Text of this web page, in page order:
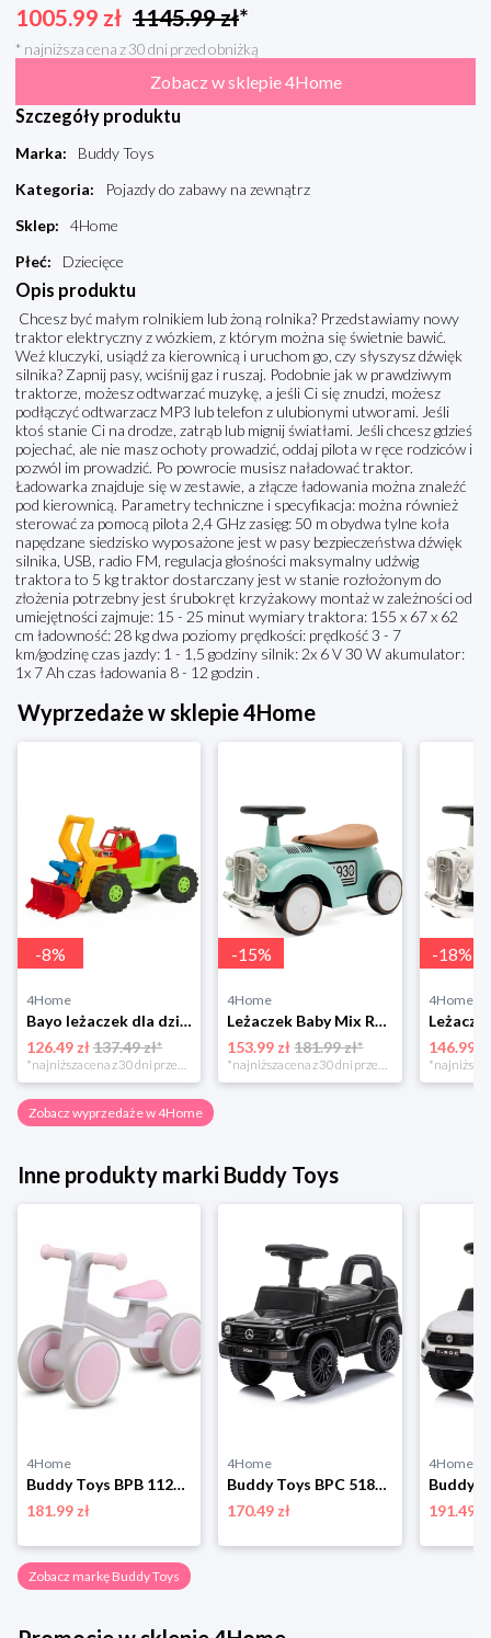
1005.99 zł 1145.99zł*
* najniższa cena z 30 dni przed obniżką
Zobacz w sklepie 4Home
Szczegóły produktu
Marka:
Buddy Toys
Kategoria:
Pojazdy do zabawy na zewnątrz
Sklep:
4Home
Płeć: Dziecięce
Opis produktu
Chcesz być małym rolnikiem lub żoną rolnika? Przedstawiamy nowy
traktor elektryczny z wózkiem, z którym można się świetnie bawić.
Weź kluczyki, usiądź za kierownicą i uruchom go, czy słyszysz dźwięk
silnika? Zapnij pasy, wciśnij gaz i ruszaj. Podobnie jak w prawdziwym
traktorze, możesz odtwarzać muzykę, a jeśli Ci się znudzi, możesz
podłączyć odtwarzacz MP3 lub telefon z ulubionymi utworami. Jeśli
ktoś stanie Ci na drodze, zatrąb lub mignij światłami. Jeśli chcesz gdzieś
pojechać, ale nie masz ochoty prowadzić, oddaj pilota w ręce rodziców i
pozwól im prowadzić. Po powrocie musisz naładować traktor.
Ładowarka znajduje się w zestawie, a złącze ładowania można znaleźć
pod kierownicą. Parametry techniczne i specyfikacja: można również
sterować za pomocą pilota 2,4 GHz zasięg: 50 m obydwa tylne koła
napędzane siedzisko wyposażone jest w pasy bezpieczeństwa dźwięk
silnika, USB, radio FM, regulacja głośności maksymalny udźwig
traktora to 5 kg traktor dostarczany jest w stanie rozłożonym do
złożenia potrzebny jest śrubokręt krzyżakowy montaż w zależności od
umiejętności zajmuje: 15 - 25 minut wymiary traktora: 155 x 67 x 62
cm ładowność: 28 kg dwa poziomy prędkości: prędkość 3 - 7
km/godzinę czas jazdy: 1 - 1,5 godziny silnik: 2x 6 V 30 W akumulator:
1x 7 Ah czas ładowania 8 - 12 godzin .
Wyprzedaże w sklepie 4Home
-8%
4Home
Bayo leżaczek dla dzieci koparko-ładowarka, 74 cm,zielony
126.49 zł137.49 zł*
*najniższa cena z 30 dni przed obniżką
-15%
4Home
Leżaczek Baby Mix Retro miętowy, 27 x 25 x 58 cm 4-Home
153.99 zł 181.99 zł*
*najniższa cena z 30 dni przed obniżką
-18%
4Home
146.99 zł
Zobacz wyprzedaże w 4Home
Inne produkty marki Buddy Toys
4Home
Buddy Toys BPB 1127 Odpychacz KVADROLET
181.99 zł
4Home
Buddy Toys BPC 5188 Odpychacz Mercedes G350d
170.49 zł
4Home
191.49 zł
Zobacz markę Buddy Toys